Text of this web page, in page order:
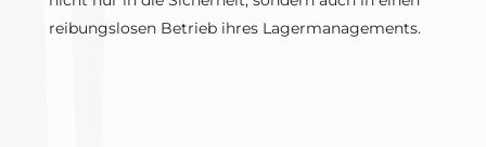
reibungslosen Betrieb ihres Lagermanagements.